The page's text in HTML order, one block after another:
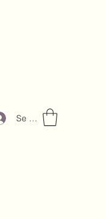
Se connecter